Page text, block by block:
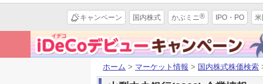
キャンペーン 国内株式 かぶミニ® IPO・PO
ホーム > マーケット情報 > 国内株式株価検索